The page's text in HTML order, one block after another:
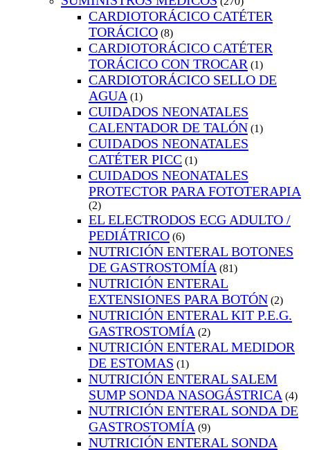
CARDIOTORÁCICO CATÉTER
TORÁCICO (8)
CARDIOTORÁCICO CATÉTER
TORÁCICO CON TROCAR (1)
CARDIOTORÁCICO SELLO DE
AGUA (1)
CUIDADOS NEONATALES
CALENTADOR DE TALÓN (1)
CUIDADOS NEONATALES
CATÉTER PICC (1)
CUIDADOS NEONATALES
PROTECTOR PARA FOTOTERAPIA
(2)
EL ELECTRODOS ECG ADULTO /
PEDIÁTRICO (6)
NUTRICIÓN ENTERAL BOTONES
DE GASTROSTOMÍA (81)
NUTRICIÓN ENTERAL
EXTENSIONES PARA BOTÓN (2)
NUTRICIÓN ENTERAL KIT P.E.G.
GASTROSTOMÍA (2)
NUTRICIÓN ENTERAL MEDIDOR
DE ESTOMAS (1)
NUTRICIÓN ENTERAL SALEM
SUMP SONDA NASOGÁSTRICA (4)
NUTRICIÓN ENTERAL SONDA DE
GASTROSTOMÍA (9)
NUTRICIÓN ENTERAL SONDA